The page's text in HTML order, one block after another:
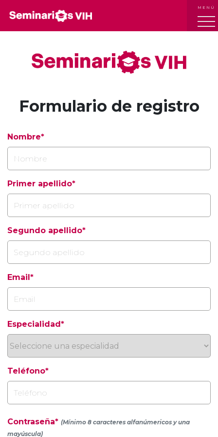
MENÚ
Formulario de registro
Nombre*
Primer apellido*
Segundo apellido*
Email*
Especialidad*
Teléfono*
Contraseña* (Mínimo 8 caracteres alfanúmericos y una
mayúscula)